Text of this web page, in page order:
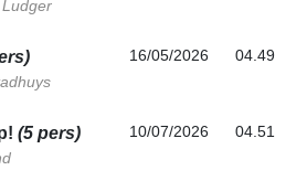
16/05/2026 04.49
(5 pers) 10/07/2026 04.51